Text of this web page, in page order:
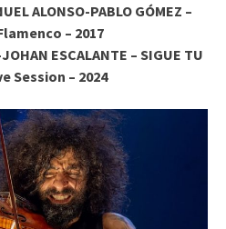
ALONSO-PABLO GÓMEZ –
– 2017
ESCALANTE – SIGUE TU
Session – 2024